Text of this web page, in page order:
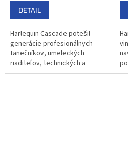
DETAIL
Harlequin Cascade potešil
generácie profesionálnych
tanečníkov, umeleckých
riaditeľov, technických a
scénických manažérov.